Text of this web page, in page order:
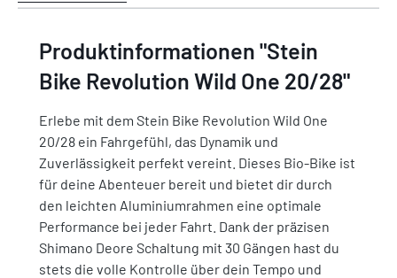
Produktinformationen "Stein
Bike Revolution Wild One 20/28"
Erlebe mit dem Stein Bike Revolution Wild One
20/28 ein Fahrgefühl, das Dynamik und
Zuverlässigkeit perfekt vereint. Dieses Bio-Bike ist
für deine Abenteuer bereit und bietet dir durch
den leichten Aluminiumrahmen eine optimale
Performance bei jeder Fahrt. Dank der präzisen
Shimano Deore Schaltung mit 30 Gängen hast du
stets die volle Kontrolle über dein Tempo und